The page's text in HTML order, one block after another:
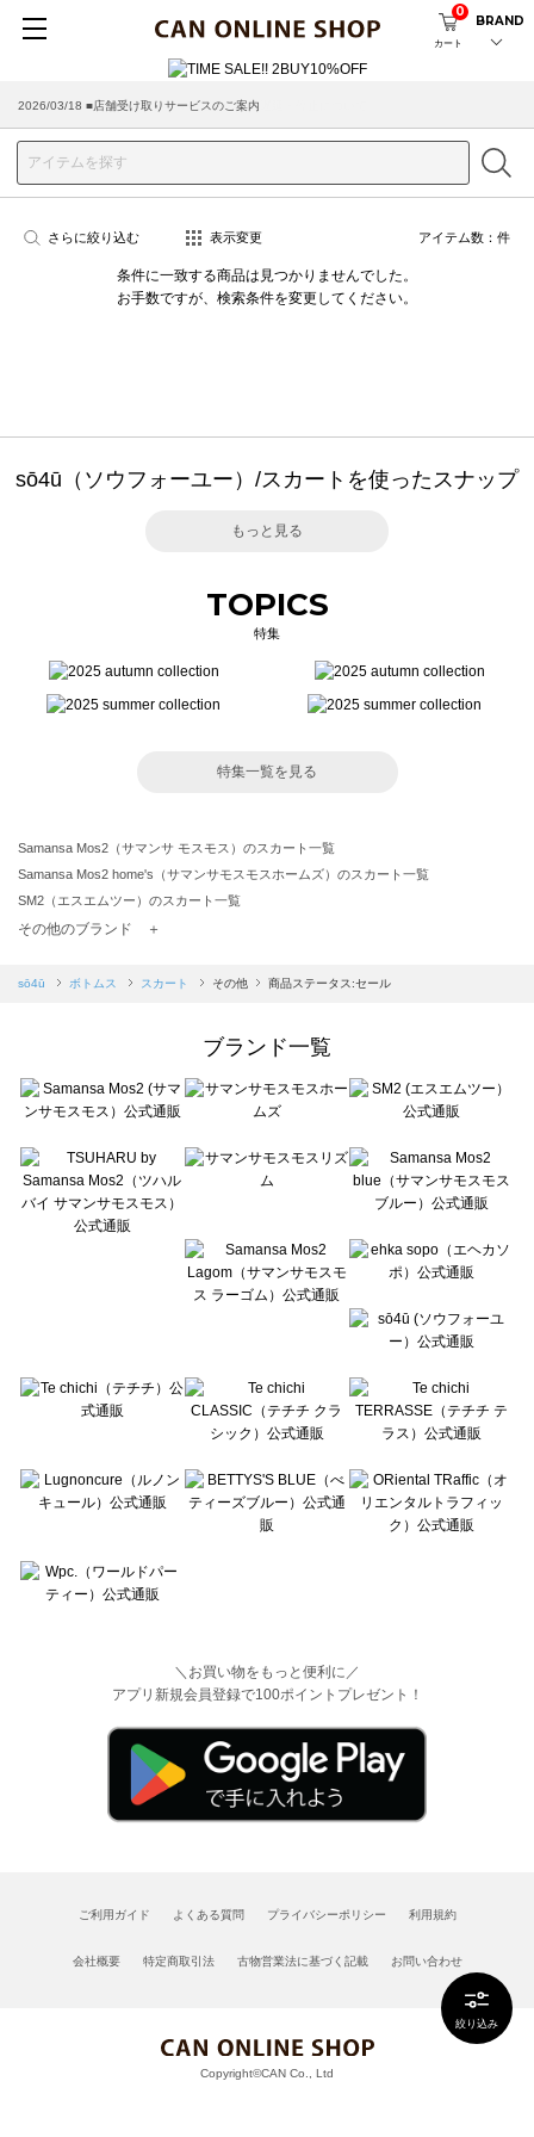
カート
0
BRAND
2026/03/18 ■店舗受け取りサービスのご案内
絞り込み
さらに絞り込む 表示変更 アイテム数： 件
条件に一致する商品は見つかりませんでした。
お手数ですが、検索条件を変更してください。
sō4ū（ソウフォーユー）/スカートを使ったスナップ
もっと見る
TOPICS
特集
特集一覧を見る
Samansa Mos2（サマンサ モスモス）のスカート一覧
Samansa Mos2 home's（サマンサモスモスホームズ）のスカート一覧
SM2（エスエムツー）のスカート一覧
TSUHARU by Samansa Mos2（ツハルバイサマンサモスモス）のスカート一覧
Samansa Mos2 blue（サマンサモスモス ブルー）のスカート一覧
sō4ū（ソウフォーユー）のスカート一覧
Te chichi（テチチ）のスカート一覧
Te chichi CLASSIC（テチチ クラシック）のスカート一覧
Lugnoncure（ルノンキュール）のスカート一覧
BETTY'S BLUE（べティーズブルー）のスカート一覧
Wpc.（ワールドパーティー）のスカート一覧
その他のブランド ＋
sō4ū ボトムス スカート その他 商品ステータス:セール
ブランド一覧
＼お買い物をもっと便利に／
アプリ新規会員登録で100ポイントプレゼント！
ご利用ガイド よくある質問 プライバシーポリシー 利用規約
会社概要 特定商取引法 古物営業法に基づく記載 お問い合わせ
Copyright©CAN Co., Ltd